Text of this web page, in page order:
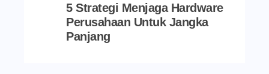
5 Strategi Menjaga Hardware
Perusahaan Untuk Jangka
Panjang